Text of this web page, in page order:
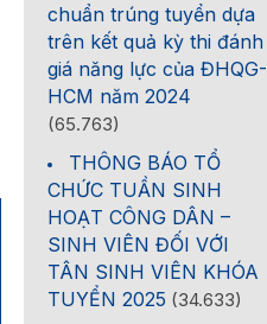
chuẩn trúng tuyển dựa
trên kết quả kỳ thi đánh
giá năng lực của ĐHQG-
HCM năm 2024
(65.763)
THÔNG BÁO TỔ
CHỨC TUẦN SINH
HOẠT CÔNG DÂN –
SINH VIÊN ĐỐI VỚI
TÂN SINH VIÊN KHÓA
TUYỂN 2025 (34.633)